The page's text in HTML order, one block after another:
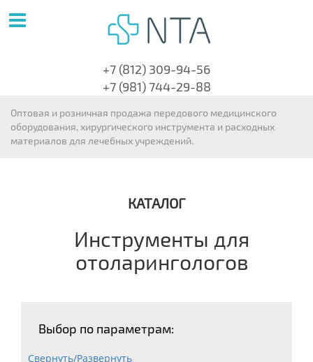
+7 (812) 309-94-56
+7 (981) 744-29-88
Оптовая и розничная продажа передового медицинского
оборудования, хирургического инструмента и расходных
материалов для лечебных учреждений.
КАТАЛОГ
Инструменты для
отоларингологов
Выбор по параметрам:
Свернуть/Развернуть